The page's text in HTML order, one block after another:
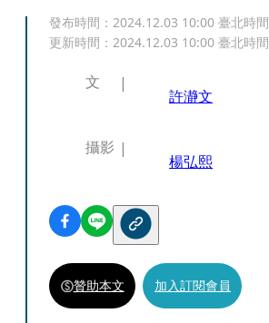
發布時間： 2024.12.03 10:00 臺北時間
更新時間： 2024.12.03 10:00 臺北時間
文
許瀞文
攝影
楊弘熙
贊助本文 加入訂閱會員